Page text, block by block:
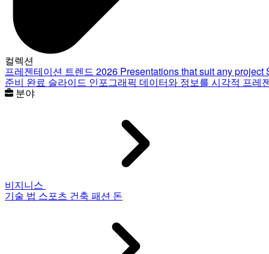
컬렉션
프레젠테이션 트렌드 2026 Presentations that suit any project
준비 완료 슬라이드 인포그래픽 데이터와 정보를 시각적 프레
분야
비지니스
기술 법 스포츠 건축 패션 돈